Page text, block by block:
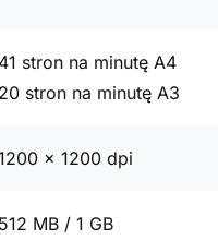
41 stron na minutę A4
20 stron na minutę A3
x 1200 dpi
512 MB / 1 GB